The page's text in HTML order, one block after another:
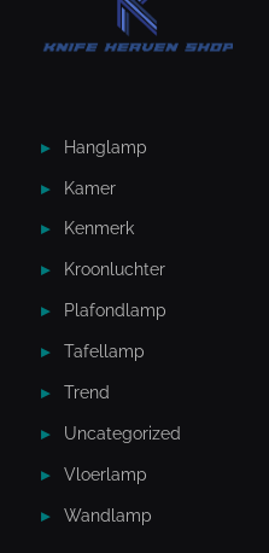
Hanglamp
Kamer
Kenmerk
Kroonluchter
Plafondlamp
Tafellamp
Trend
Uncategorized
Vloerlamp
Wandlamp